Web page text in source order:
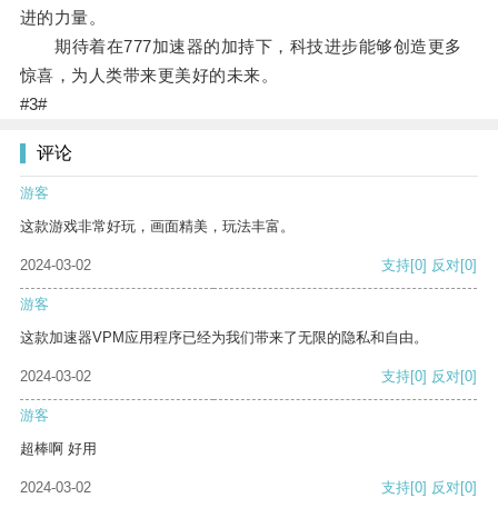
进的力量。
期待着在777加速器的加持下，科技进步能够创造更多
惊喜，为人类带来更美好的未来。
#3#
评论
游客
这款游戏非常好玩，画面精美，玩法丰富。
2024-03-02 支持[0] 反对[0]
游客
这款加速器VPM应用程序已经为我们带来了无限的隐私和自由。
2024-03-02 支持[0] 反对[0]
游客
超棒啊 好用
2024-03-02 支持[0] 反对[0]